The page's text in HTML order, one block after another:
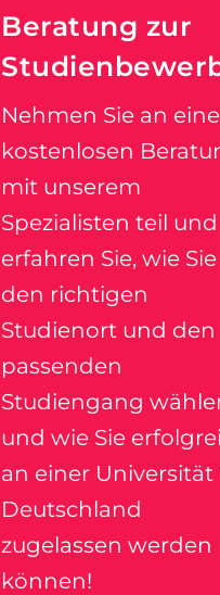
Beratung zur
Nehmen Sie an
kostenlosen
mit unserem
Spezialisten teil und
erfahren Sie, wie Sie
den richtigen
Studienort und den
passenden
Studiengang
und wie Sie
an einer Universität
Deutschland
zugelassen werden
können!